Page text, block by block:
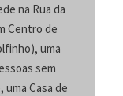
na Rua da
Centro de
uma
sem
uma Casa de